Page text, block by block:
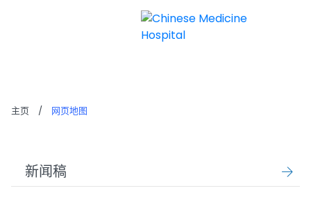
主页 / 网页地图
新闻稿